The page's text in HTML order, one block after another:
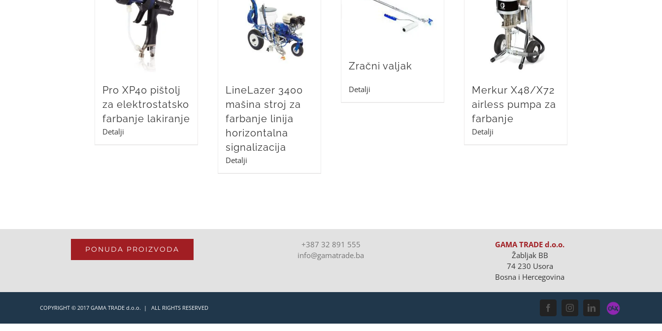
Pro XP40 pištolj
za elektrostatsko
farbanje lakiranje
Detalji
LineLazer 3400
mašina stroj za
farbanje linija
horizontalna
signalizacija
Detalji
Zračni valjak
Detalji
Merkur X48/X72
airless pumpa za
farbanje
Detalji
PONUDA PROIZVODA
+387 32 891 555
info@gamatrade.ba
GAMA TRADE d.o.o.
Žabljak BB
74 230 Usora
Bosna i Hercegovina
COPYRIGHT © 2017 GAMA TRADE d.o.o. | ALL RIGHTS RESERVED FacebookInstagramLinkedIn
OLX